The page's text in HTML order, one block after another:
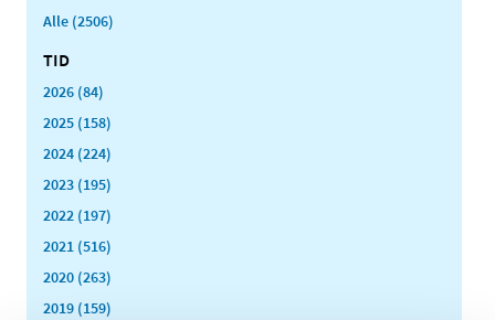
Alle (2506)
TID
2026 (84)
2025 (158)
2024 (224)
2023 (195)
2022 (197)
2021 (516)
2020 (263)
2019 (159)